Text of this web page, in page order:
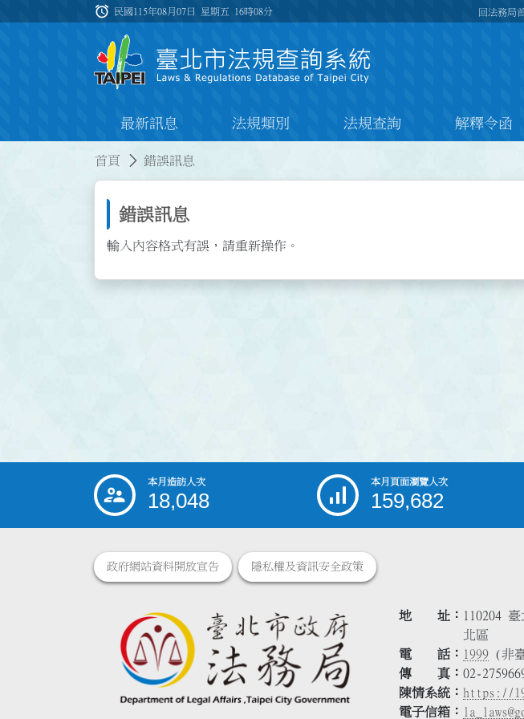
:::
alarm 民國115年08月07日 星期五 16時08分 回法務局
最新訊息 法規類別 法規查詢 解釋令函
首頁 錯誤訊息
錯誤訊息
輸入內容格式有誤，請重新操作。
::: 本月造訪人次
18,048
本月頁面瀏覽人次
159,682
政府網站資料開放宣告 隱私權及資訊安全政策
地 址
110204
北區
電 話
1999 (非
傳 真
02-
陳情系統
https://
電子信箱